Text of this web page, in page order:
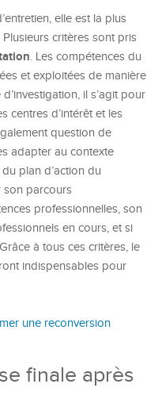
elle est la plus
Plusieurs critères sont pris
. Les compétences du
et exploitées de manière
il s’agit pour
centres d’intérêt et les
question de
adapter au contexte
plan d’action du
son parcours
professionnelles, son
en cours, et si
à tous ces critères, le
indispensables pour
une reconversion
finale après